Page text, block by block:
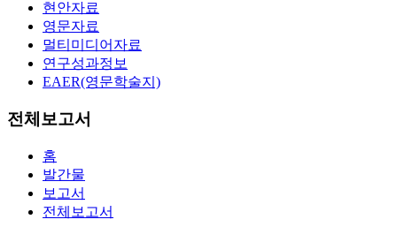
현안자료
영문자료
멀티미디어자료
연구성과정보
EAER(영문학술지)
전체보고서
홈
발간물
보고서
전체보고서